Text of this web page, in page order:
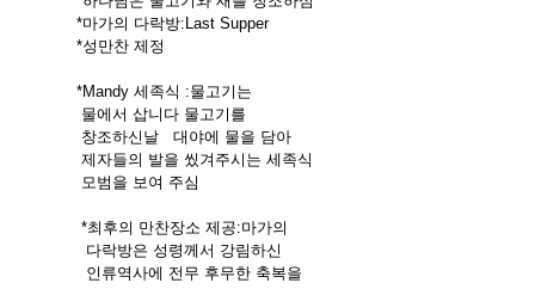
*마가의 다락방:Last Supper
*성만찬 제정
*Mandy 세족식 :물고기는
물에서 삽니다 물고기를
창조하신날 대야에 물을 담아
제자들의 발을 씼겨주시는 세족식
모범을 보여 주심
*최후의 만찬장소 제공:마가의
다락방은 성령께서 강림하신
인류역사에 전무 후무한 축복을